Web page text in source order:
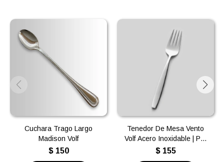
Cuchara Trago Largo
Madison Volf
$ 150
Tenedor De Mesa Vento
Volf Acero Inoxidable | Por
unidad
$ 155